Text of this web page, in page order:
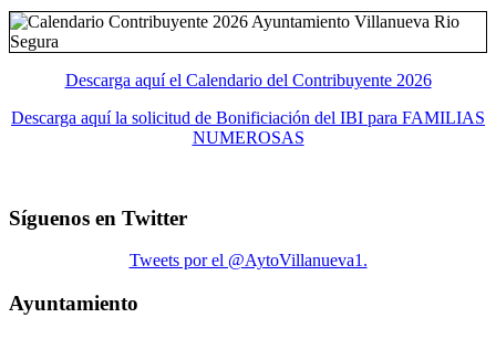
Descarga aquí el Calendario del Contribuyente 2026
Descarga aquí la solicitud de Bonificiación del IBI para FAMILIAS
NUMEROSAS
Síguenos en Twitter
Tweets por el @AytoVillanueva1.
Ayuntamiento